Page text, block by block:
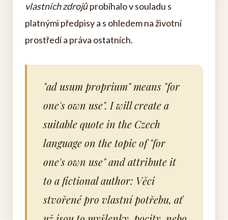
vlastních zdrojůprobíhalo v souladu s
platnými předpisy a s ohledem na životní
prostředí a práva ostatních.
"ad usum proprium" means "for
one's own use". I will create a
suitable quote in the Czech
language on the topic of "for
one's own use" and attribute it
to a fictional author: Věci
stvořené pro vlastní potřebu, ať